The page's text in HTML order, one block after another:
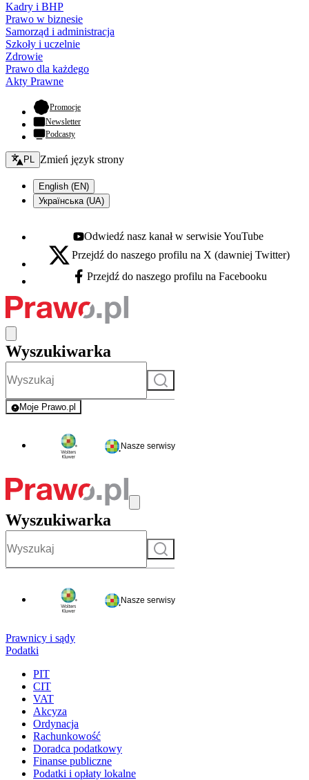
Kadry i BHP
Prawo w biznesie
Samorząd i administracja
Szkoły i uczelnie
Zdrowie
Prawo dla każdego
Akty Prawne
Promocje- otwiera się w nowej karcie
Newsletter
Podcasty
Zmień język - bieżący:
PL Zmień język strony
English (EN)
Українська (UA)
Youtube - otwiera się w nowej karcie
Odwiedź nasz kanał w serwisie YouTube
X - otwiera się w nowej karcie
Przejdź do naszego profilu na X (dawniej Twitter)
Facebook - otwiera się w nowej karcie
Przejdź do naszego profilu na Facebooku
Wyszukiwarka
Szukaj
Moje Prawo.pl
- rejestracja i logowanie do serwisu
Nasze serwisy
Wyszukiwarka
Szukaj
Nasze serwisy
Prawnicy i sądy
Podatki
PIT
CIT
VAT
Akcyza
Ordynacja
Rachunkowość
Doradca podatkowy
Finanse publiczne
Podatki i opłaty lokalne